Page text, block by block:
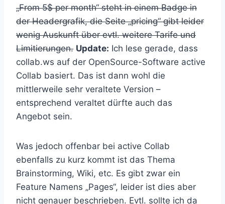
„From 5$ per month“ steht in einem Badge in
der Headergrafik, die Seite „pricing“ gibt leider
wenig Auskunft über evtl. weitere Tarife und
Limitierungen. Update: Ich lese gerade, dass
collab.ws auf der OpenSource-Software active
Collab basiert. Das ist dann wohl die
mittlerweile sehr veraltete Version –
entsprechend veraltet dürfte auch das
Angebot sein.
Was jedoch offenbar bei active Collab
ebenfalls zu kurz kommt ist das Thema
Brainstorming, Wiki, etc. Es gibt zwar ein
Feature Namens „Pages“, leider ist dies aber
nicht genauer beschrieben. Evtl. sollte ich da